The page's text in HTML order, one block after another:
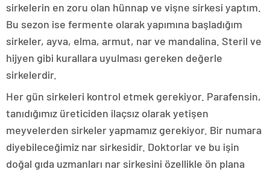
sirkelerin en zoru olan hünnap ve vişne sirkesi yaptım.
Bu sezon ise fermente olarak yapımına başladığım
sirkeler, ayva, elma, armut, nar ve mandalina. Steril ve
hijyen gibi kurallara uyulması gereken değerle
sirkelerdir.
Her gün sirkeleri kontrol etmek gerekiyor. Parafensin,
tanıdığımız üreticiden ilaçsız olarak yetişen
meyvelerden sirkeler yapmamız gerekiyor. Bir numara
diyebileceğimiz nar sirkesidir. Doktorlar ve bu işin
doğal gıda uzmanları nar sirkesini özellikle ön plana